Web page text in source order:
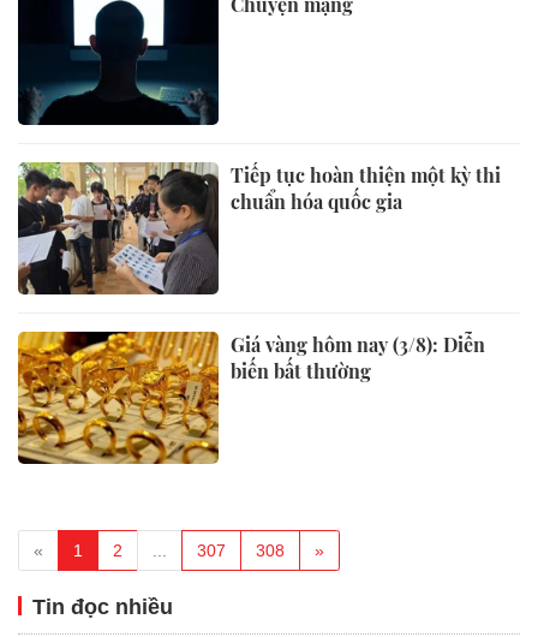
Tiếp tục hoàn thiện một kỳ thi
chuẩn hóa quốc gia
Giá vàng hôm nay (3/8): Diễn
biến bất thường
« 1 2 ... 307 308 »
Tin đọc nhiều